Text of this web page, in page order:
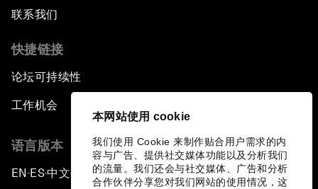
本网站使用 cookie
我们使用 Cookie 来制作贴合用户需求的内
容与广告、提供社交媒体功能以及分析我们
的流量。我们还会与社交媒体、广告和分析
合作伙伴分享您对我们网站的使用情况，这
联系我们
快捷链接
论坛可持续性
工作机会
语言版本
EN ▪ ES▪中文▪ 日本語